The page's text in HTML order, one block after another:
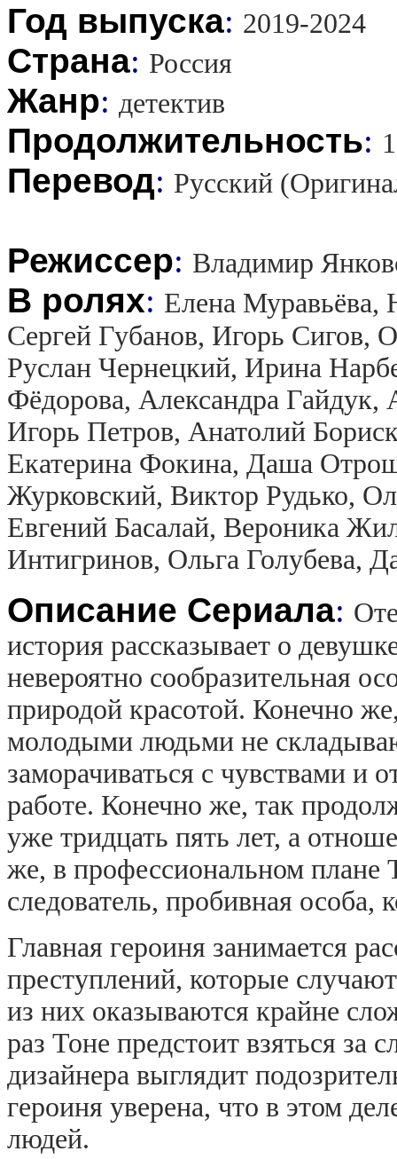
Год выпуска: 2019-2024
Страна: Россия
Жанр: детектив
Продолжительность:
Перевод: Русский
Режиссер: Владимир
В ролях: Елена Муравьёва,
Сергей Губанов, Игорь Сигов,
Руслан Чернецкий, Ирина
Фёдорова, Александра
Игорь Петров, Анатолий
Екатерина Фокина, Даша
Журковский, Виктор Рудько,
Евгений Басалай, Вероника
Интигринов, Ольга Голубева,
Описание Сериала:
история рассказывает о
невероятно сообразительная
природой красотой. Конечно
молодыми людьми не
заморачиваться с чувствами и
работе. Конечно же, так
уже тридцать пять лет, а
же, в профессиональном
следователь, пробивная особа,
Главная героиня занимается
преступлений, которые
из них оказываются крайне
раз Тоне предстоит взяться за
дизайнера выглядит
героиня уверена, что в этом
людей.